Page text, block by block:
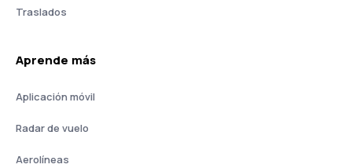
Traslados
Aprende más
Aplicación móvil
Radar de vuelo
Aerolíneas